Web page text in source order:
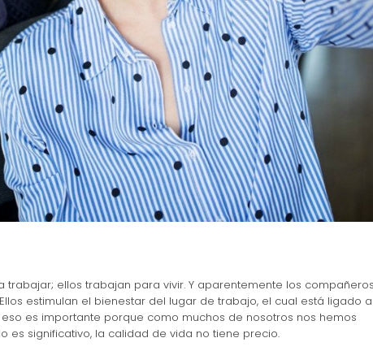
trabajar; ellos trabajan para vivir. Y aparentemente los
estimulan el bienestar del lugar de trabajo, el cual está ligado a
es importante porque como muchos de nosotros nos hemos
es significativo, la calidad de vida no tiene precio.